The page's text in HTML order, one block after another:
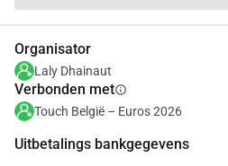
Organisator
Laly Dhainaut
Verbonden metinfo
Touch België – Euros 2026
Uitbetalings bankgegevens